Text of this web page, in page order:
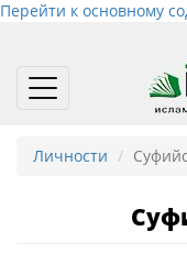
Перейти к основному
Toggle
Личности